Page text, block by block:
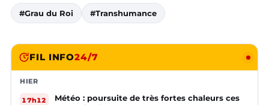
#Grau du Roi #Transhumance
FIL INFO24/7
HIER
17h12
Météo : poursuite de très fortes chaleurs ces